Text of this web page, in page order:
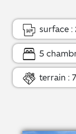
surface :
5
terrain :